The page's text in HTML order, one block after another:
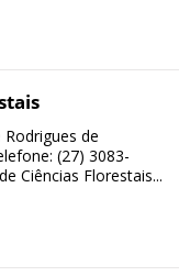
de
(27) 3083-
Ciências Florestais...